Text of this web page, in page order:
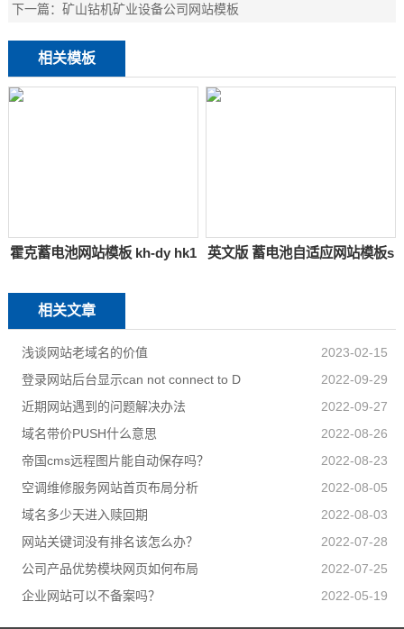
下一篇：矿山钻机矿业设备公司网站模板
相关模板
霍克蓄电池网站模板 kh-dy hk1 英文版 蓄电池自适应网站模板s
相关文章
浅谈网站老域名的价值
2023-02-15
登录网站后台显示can not connect to D
2022-09-29
近期网站遇到的问题解决办法
2022-09-27
域名带价PUSH什么意思
2022-08-26
帝国cms远程图片能自动保存吗？
2022-08-23
空调维修服务网站首页布局分析
2022-08-05
域名多少天进入赎回期
2022-08-03
网站关键词没有排名该怎么办？
2022-07-28
公司产品优势模块网页如何布局
2022-07-25
企业网站可以不备案吗？
2022-05-19